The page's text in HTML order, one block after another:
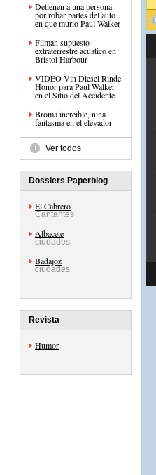
Detienen a una persona
por robar partes del auto
en que murio Paul Walker
Filman supuesto
extraterrestre acuatico en
Bristol Harbour
VIDEO Vin Diesel Rinde
Honor para Paul Walker
en el Sitio del Accidente
Broma increible, niña
fantasma en el elevador
Ver todos
Dossiers Paperblog
El Cabrero
Cantantes
Albacete
ciudades
Badajoz
ciudades
Revista
Humor